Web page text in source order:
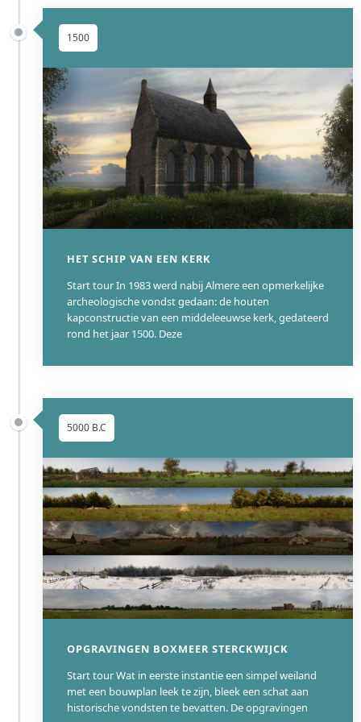
Het wetenschappelijk belang van Kasteel Heeswijk is zeer
groot. Als een van de weinige kastelen in Nederland met een
aantoonbare 11e-eeuwse motte-oorsprong is het een
sleutelsite voor de studie van de vroege kasteelbouw. De
gelaagde bouwgeschiedenis, met duidelijke middeleeuwse,
17e-eeuwse en 19e-eeuwse componenten, maakt het een
waardevol object voor bouwhistorisch onderzoek. Het kasteel
als 19e-eeuws totaalkunstwerk, inclusief de bewaard gebleven
interieurs en collectie, biedt daarnaast een zeldzaam gaaf en
compleet beeld van de neogotische smaak en de adellijke
verzamelcultuur van die periode.
1500
HET SCHIP VAN EEN KERK
Start tour In 1983 werd nabij Almere een opmerkelijke
archeologische vondst gedaan: de houten
kapconstructie van een middeleeuwse kerk, gedateerd
rond het jaar 1500. Deze
5000 B.C
OPGRAVINGEN BOXMEER STERCKWIJCK
Start tour Wat in eerste instantie een simpel weiland
met een bouwplan leek te zijn, bleek een schat aan
historische vondsten te bevatten. De opgravingen